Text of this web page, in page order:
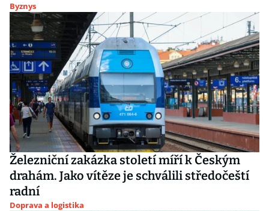
Byznys
Železniční zakázka století míří k Českým
drahám. Jako vítěze je schválili středočeští
radní
Doprava a logistika